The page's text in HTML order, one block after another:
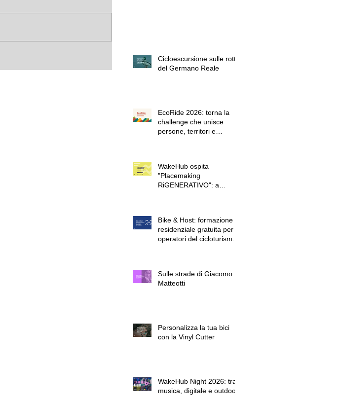
Cicloescursione sulle rotte
del Germano Reale
EcoRide 2026: torna la
challenge che unisce
persone, territori e
WakeHub ospita
"Placemaking
RiGENERATIVO": a
sociale
Bike & Host: formazione
residenziale gratuita per
operatori del cicloturismo
Sulle strade di Giacomo
Matteotti
Personalizza la tua bici
con la Vinyl Cutter
WakeHub Night 2026: tra
musica, digitale e outdoor